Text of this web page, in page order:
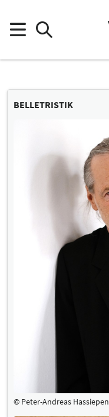
BELLETRISTIK
© Peter-Andreas Hassiepen